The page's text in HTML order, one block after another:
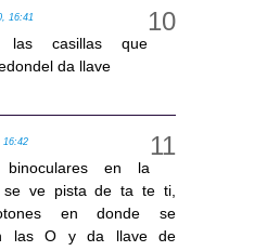
16:41
las casillas que
da llave
16:42
en la
se ve pista de ta te ti,
en donde se
las O y da llave de